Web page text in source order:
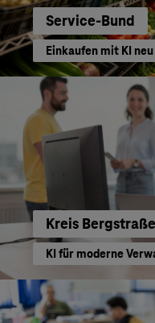
Service-Bund
Einkaufen mit KI
Kreis Bergstraße
KI für moderne